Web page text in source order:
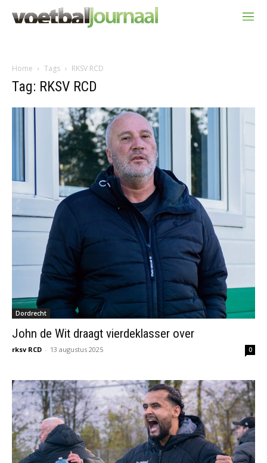
Home Tags RKSV RCD
Tag: RKSV RCD
Dordrecht
John de Wit draagt vierdeklasser over
rksv RCD - 13 augustus 2025 0